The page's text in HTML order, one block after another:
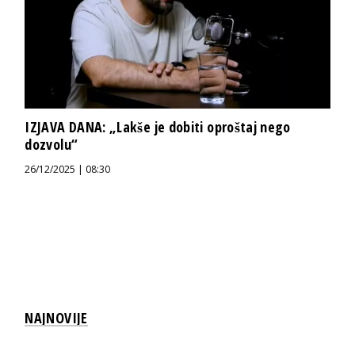
IZJAVA DANA: „Lakše je dobiti oproštaj nego
dozvolu“
26/12/2025 | 08:30
NAJNOVIJE